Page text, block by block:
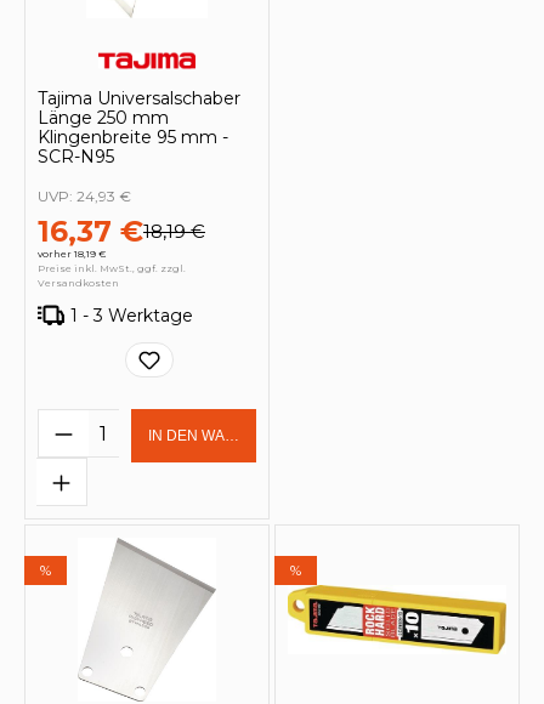
Tajima Universalschaber
Länge 250 mm
Klingenbreite 95 mm -
SCR-N95
16,37 €18,19 €
vorher 18,19 €
UVP: 24,93 €
Preise inkl. MwSt., ggf. zzgl.
Versandkosten
1 - 3 Werktage
Produkt Anzahl: Gib den
IN DEN WARENKORB
% %